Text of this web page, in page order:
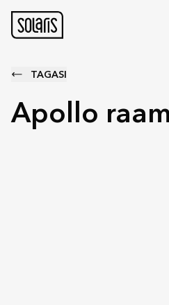
TAGASI
Apollo